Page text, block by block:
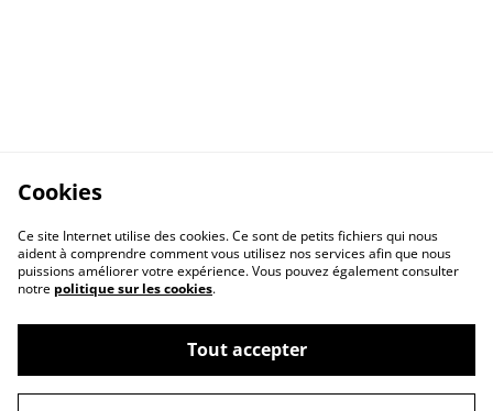
A propos Politique de cookies
Cookies
Ce site Internet utilise des cookies. Ce sont de petits fichiers qui nous
aident à comprendre comment vous utilisez nos services afin que nous
puissions améliorer votre expérience. Vous pouvez également consulter
notre politique sur les cookies.
Tout accepter